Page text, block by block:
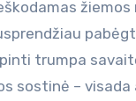
trumpa
sostinė –